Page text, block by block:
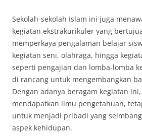
Sekolah-sekolah Islam ini juga
kegiatan ekstrakurikuler yang
memperkaya pengalaman belajar
kegiatan seni, olahraga, hingga
seperti pengajian dan lomba-lomba
di rancang untuk mengembangkan
Dengan adanya beragam kegiatan
mendapatkan ilmu pengetahuan,
untuk menjadi pribadi yang
aspek kehidupan.